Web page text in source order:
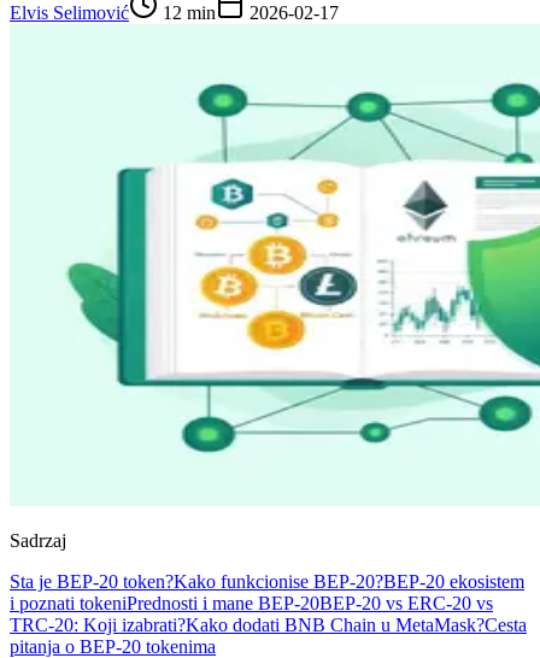
Elvis Selimović
12 min 2026-02-17
Sadrzaj
Sta je BEP-20 token?Kako funkcionise BEP-20?BEP-20 ekosistem
i poznati tokeniPrednosti i mane BEP-20BEP-20 vs ERC-20 vs
TRC-20: Koji izabrati?Kako dodati BNB Chain u MetaMask?Cesta
pitanja o BEP-20 tokenima